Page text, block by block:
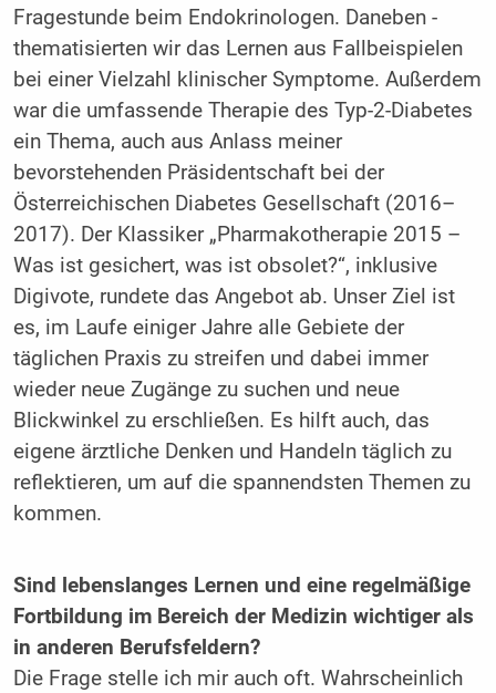
Fragestunde beim Endokrinologen. Daneben ­
thematisierten wir das Lernen aus Fallbeispielen
bei einer Vielzahl klinischer Symptome. Außerdem
war die umfassende ­Therapie des Typ-2-Diabetes
ein Thema, auch aus Anlass meiner
bevorstehenden Präsidentschaft bei der
Österreichischen Diabetes Gesellschaft (2016–
2017). Der Klassiker „Pharmakotherapie 2015 –
Was ist gesichert, was ist obsolet?“, inklusive
Digivote, rundete das Angebot ab. ­Unser Ziel ist
es, im Laufe einiger Jahre alle Gebiete der
täglichen Praxis zu streifen und dabei immer
wieder neue Zugänge zu suchen und neue
Blickwinkel zu erschließen. Es hilft auch, das
eigene ärztliche Denken und Handeln täglich zu
reflektieren, um auf die ­spannendsten Themen zu
kommen.
Sind lebenslanges Lernen und eine ­regelmäßige
Fortbildung im Bereich der Medizin wichtiger als
in anderen Berufsfeldern?
Die Frage stelle ich mir auch oft. Wahrscheinlich